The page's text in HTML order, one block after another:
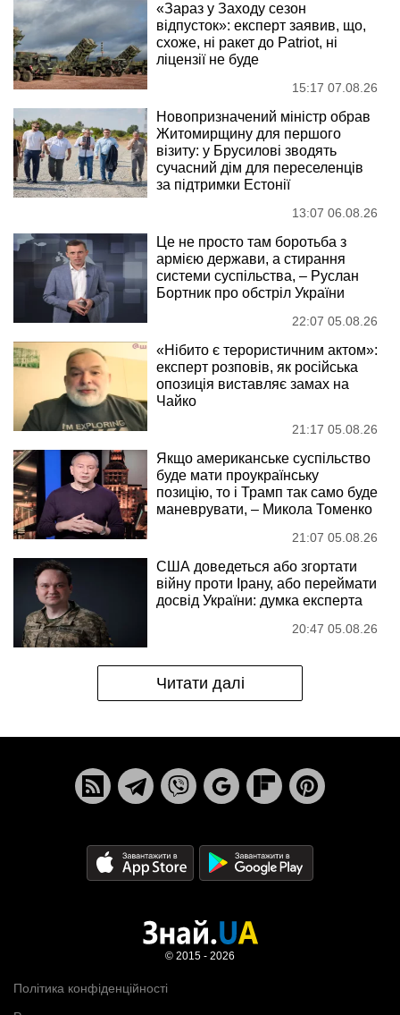
«Зараз у Заходу сезон
відпусток»: експерт заявив, що,
схоже, ні ракет до Patriot, ні
ліцензії не буде
15:17 07.08.26
Новопризначений міністр обрав
Житомирщину для першого
візиту: у Брусилові зводять
сучасний дім для переселенців
за підтримки Естонії
13:07 06.08.26
Це не просто там боротьба з
армією держави, а стирання
системи суспільства, – Руслан
Бортник про обстріл України
22:07 05.08.26
«Нібито є терористичним актом»:
експерт розповів, як російська
опозиція виставляє замах на
Чайко
21:17 05.08.26
Якщо американське суспільство
буде мати проукраїнську
позицію, то і Трамп так само буде
маневрувати, – Микола Томенко
21:07 05.08.26
США доведеться або згортати
війну проти Ірану, або переймати
досвід України: думка експерта
20:47 05.08.26
Читати далі
Політика конфіденційності
© 2015 - 2026